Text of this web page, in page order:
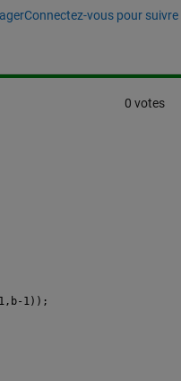
Connectez-vous pour suivre
0 votes
1));